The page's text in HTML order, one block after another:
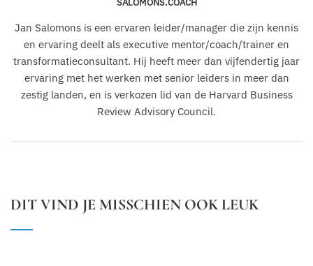
Jan Salomons is een ervaren leider/manager die zijn kennis
en ervaring deelt als executive mentor/coach/trainer en
transformatieconsultant. Hij heeft meer dan vijfendertig jaar
ervaring met het werken met senior leiders in meer dan
zestig landen, en is verkozen lid van de Harvard Business
Review Advisory Council.
DIT VIND JE MISSCHIEN OOK LEUK